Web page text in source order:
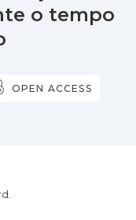
o tempo
OPEN ACCESS